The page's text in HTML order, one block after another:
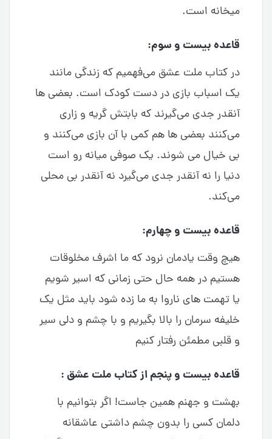
میخانه است.
قاعده بیست و سوم:
در کتاب ملت عشق می‌فهمیم که زندگی مانند
یک اسباب بازی در دست کودک است. بعضی ها
آنقدر جدی می‌گیرند که بابتش گریه و زاری
می‌کنند بعضی ها هم کمی با آن بازی می‌کنند و
بی خیال می شوند. یک صوفی میانه رو است
دنیا را نه آنقدر جدی می‌گیرد نه آنقدر بی محلی
می‌کند.
قاعده بیست و چهارم:
هیچ وقت یادمان نرود که ما اشرف مخلوقات
هستیم در همه حال حتی زمانی که اسیر شویم
یا تهمت های ناروا به ما زده شود باید مثل یک
خلیفه سرمان را بالا بگیریم و با چشم و دلی سیر
و قلبی مطمئن رفتار کنیم
قاعده بیست و پنجم از کتاب ملت عشق :
بهشت و جهنم همین جاست! اگر بتوانیم با
دلمان کسی را بدون چشم داشتی عاشقانه